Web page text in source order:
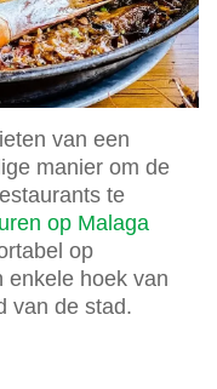
van een
manier om de
te
op Malaga
op
enkele hoek van
van de stad.